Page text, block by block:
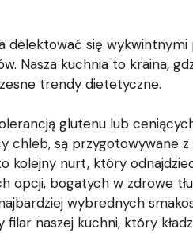
delektować się
Nasza kuchnia to kraina,
trendy dietetyczne.
glutenu lub
chleb, są przygotowywane z
kolejny nurt, który
bogatych w zdrowe
wybrednych
naszej kuchni, który